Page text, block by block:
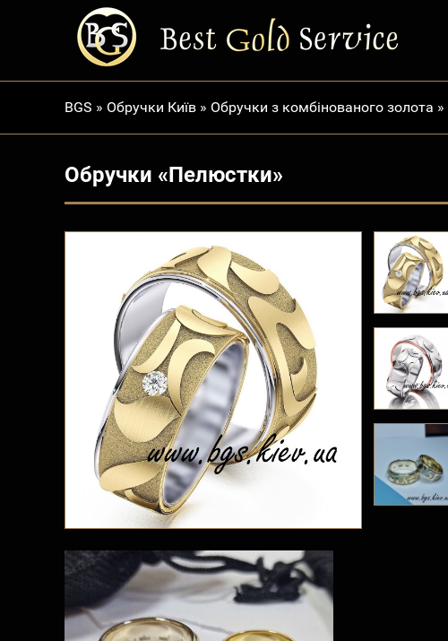
BGS » Обручки Київ » Обручки з комбінованого золота »
Обручки «Пелюстки»